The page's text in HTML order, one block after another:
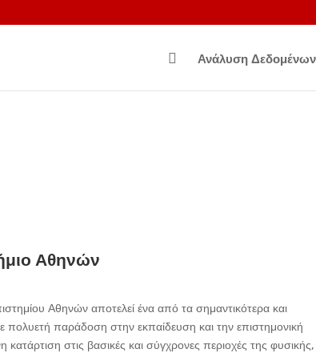
 Ανάλυση Δεδομένων
Αθηνών
Αθηνών αποτελεί ένα από τα σημαντικότερα και
παράδοση στην εκπαίδευση και την επιστημονική
στις βασικές και σύγχρονες περιοχές της φυσικής,